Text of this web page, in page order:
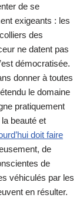
de se
exigeants : les
des
ne datent pas
démocratisée.
donner à toutes
le domaine
pratiquement
beauté et
doit faire
de
de
véhiculés par les
en résulter.